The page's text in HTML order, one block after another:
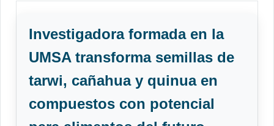
Investigadora formada en la
UMSA transforma semillas de
tarwi, cañahua y quinua en
compuestos con potencial